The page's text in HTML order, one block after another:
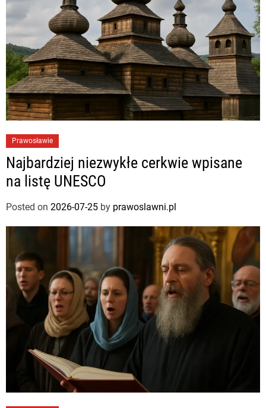
Prawosławie
Najbardziej niezwykłe cerkwie wpisane
na listę UNESCO
Posted on 2026-07-25 by prawoslawni.pl